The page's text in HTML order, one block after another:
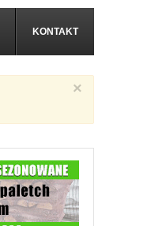
KONTAKT
×